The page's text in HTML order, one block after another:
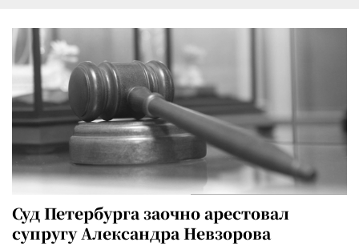
Суд Петербурга заочно арестовал
супругу Александра Невзорова